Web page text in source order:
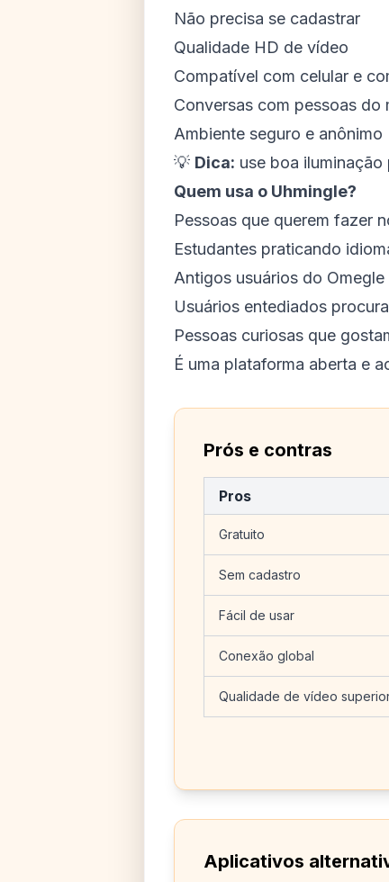
Não precisa se cadastrar
Qualidade HD de vídeo
Compatível com celular e
Conversas com pessoas do
Ambiente seguro e anônimo
💡 Dica: use boa iluminação
Quem usa o Uhmingle?
Pessoas que querem fazer
Estudantes praticando
Antigos usuários do Omegle
Usuários entediados
Pessoas curiosas que
É uma plataforma aberta e
Prós e contras
Pros
Gratuito
Sem cadastro
Fácil de usar
Conexão global
Qualidade de vídeo
Aplicativos